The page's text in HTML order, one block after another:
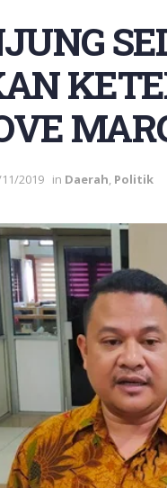
2019 in Daerah, Politik